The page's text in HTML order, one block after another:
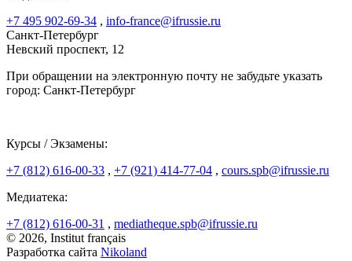
+7 495 902-69-34 , info-france@ifrussie.ru
Санкт-Петербург
Невский проспект, 12
При обращении на электронную почту не забудьте указать
город: Санкт-Петербург
Курсы / Экзамены:
+7 (812) 616-00-33 , +7 (921) 414-77-04 , cours.spb@ifrussie.ru
Медиатека:
+7 (812) 616-00-31 , mediatheque.spb@ifrussie.ru
© 2026, Institut français
Разработка сайта Nikoland